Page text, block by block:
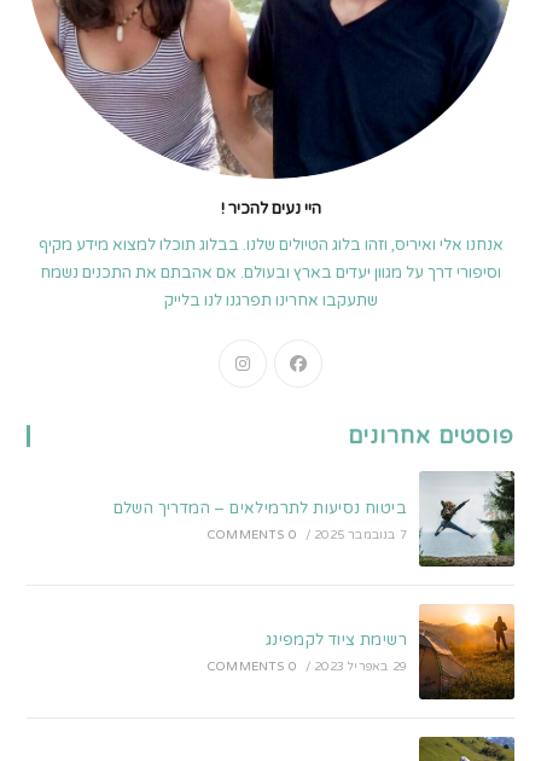
היי נעים להכיר !
אנחנו אלי ואיריס, וזהו בלוג הטיולים שלנו. בבלוג תוכלו למצוא מידע מקיף
וסיפורי דרך על מגוון יעדים בארץ ובעולם. אם אהבתם את התכנים נשמח
שתעקבו אחרינו תפרגנו לנו בלייק
Opens
פוסטים אחרונים
ביטוח נסיעות לתרמילאים – המדריך השלם
7 בנובמבר 2025 /
0 COMMENTS
רשימת ציוד לקמפינג
29 באפריל 2023 /
0 COMMENTS